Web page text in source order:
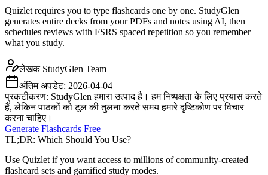
Quizlet requires you to type flashcards one by one. StudyGlen
generates entire decks from your PDFs and notes using AI, then
schedules reviews with FSRS spaced repetition so you remember
what you study.
लेखक StudyGlen Team
अंतिम अपडेट: 2026-04-04
प्रकटीकरण: StudyGlen हमारा उत्पाद है। हम निष्पक्षता के लिए प्रयास करते
हैं, लेकिन पाठकों को टूल की तुलना करते समय हमारे दृष्टिकोण पर विचार
करना चाहिए।
Generate Flashcards Free
TL;DR: Which Should You Use?
Use Quizlet if you want access to millions of community-created
flashcard sets and gamified study modes.